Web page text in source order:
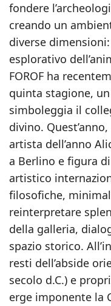
fondere
creando un
diverse
esplorativo
FOROF ha
quinta stagione,
simboleggia il
divino.
artista dell’anno
a Berlino e figura
artistico
filosofiche,
reinterpretare
della galleria,
spazio storico.
resti dell’abside
secolo d.C.) e
erge imponente la